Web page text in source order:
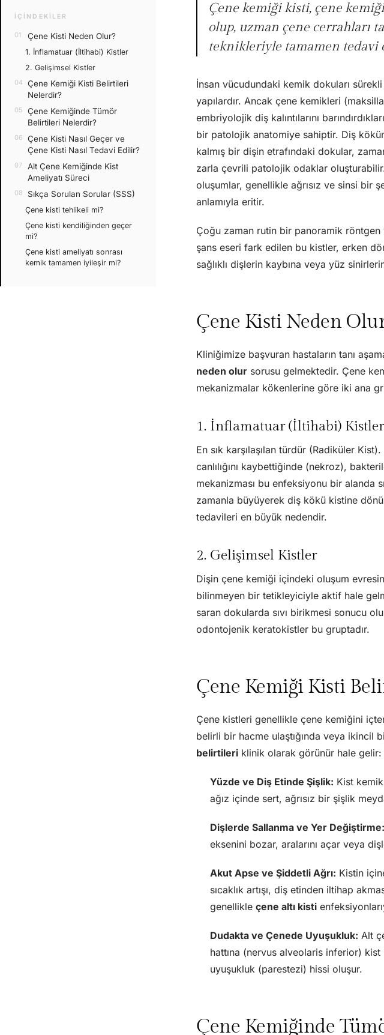
İÇINDEKILER
Çene Kisti Neden Olur?
1. İnflamatuar (İltihabi) Kistler
2. Gelişimsel Kistler
Çene Kemiği Kisti Belirtileri
Nelerdir?
Çene Kemiğinde Tümör
Belirtileri Nelerdir?
Çene Kisti Nasıl Geçer ve
Çene Kisti Nasıl Tedavi Edilir?
Alt Çene Kemiğinde Kist
Ameliyatı Süreci
Sıkça Sorulan Sorular (SSS)
Çene kisti tehlikeli mi?
Çene kisti kendiliğinden geçer
mi?
Çene kisti ameliyatı sonrası
kemik tamamen iyileşir mi?
Çene kemiği kisti, çene
olup, uzman çene cerrahları
teknikleriyle tamamen tedavi
İnsan vücudundaki kemik dokuları
yapılardır. Ancak çene kemikleri
embriyolojik diş kalıntılarını
bir patolojik anatomiye sahiptir. Diş
kalmış bir dişin etrafındaki dokular,
zarla çevrili patolojik odaklar
oluşumlar, genellikle ağrısız ve sinsi bir
anlamıyla eritir.
Çoğu zaman rutin bir panoramik
şans eseri fark edilen bu kistler, erken
sağlıklı dişlerin kaybına veya yüz
Çene Kisti Neden
Kliniğimize başvuran hastaların tanı
neden olur sorusu gelmektedir. Çene
mekanizmalar kökenlerine göre iki ana
1. İnflamatuar (İltihabi) Kistler
En sık karşılaşılan türdür (Radiküler
canlılığını kaybettiğinde (nekroz),
mekanizması bu enfeksiyonu bir alanda
zamanla büyüyerek diş kökü kistine
tedavileri en büyük nedendir.
2. Gelişimsel Kistler
Dişin çene kemiği içindeki oluşum
bilinmeyen bir tetikleyiciyle aktif hale
saran dokularda sıvı birikmesi sonucu
odontojenik keratokistler bu gruptadır.
Çene Kemiği Kisti
Çene kistleri genellikle çene kemiğini
belirli bir hacme ulaştığında veya
belirtileri klinik olarak görünür hale gelir:
Yüzde ve Diş Etinde Şişlik: Kist kemik
ağız içinde sert, ağrısız bir şişlik
Dişlerde Sallanma ve Yer Değiştirme:
eksenini bozar, aralarını açar veya
Akut Apse ve Şiddetli Ağrı: Kistin
sıcaklık artışı, diş etinden iltihap
genellikle çene altı kisti
Dudakta ve Çenede Uyuşukluk: Alt
hattına (nervus alveolaris inferior)
uyuşukluk (parestezi) hissi oluşur.
Çene Kemiğinde